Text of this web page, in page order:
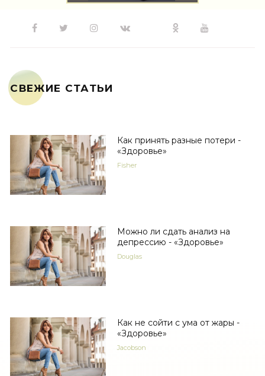
СВЕЖИЕ СТАТЬИ
Как принять разные потери -
«Здоровье»
Fisher
Можно ли сдать анализ на
депрессию - «Здоровье»
Douglas
Как не сойти с ума от жары -
«Здоровье»
Jacobson